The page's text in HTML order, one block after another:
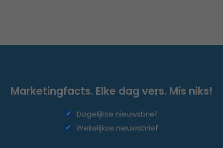
Marketingfacts. Elke dag vers. Mis niks!
Dagelijkse nieuwsbrief
Wekelijkse nieuwsbrief